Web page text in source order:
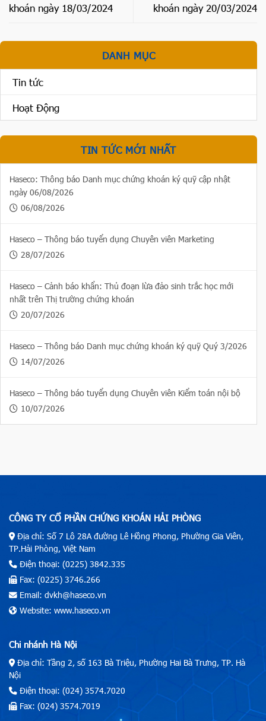
khoán ngày 18/03/2024
khoán ngày 20/03/2024
DANH MỤC
Tin tức
Hoạt Động
TIN TỨC MỚI NHẤT
Haseco: Thông báo Danh mục chứng khoán ký quỹ cập nhật
ngày 06/08/2026
06/08/2026
Haseco – Thông báo tuyển dụng Chuyên viên Marketing
28/07/2026
Haseco – Cảnh báo khẩn: Thủ đoạn lừa đảo sinh trắc học mới
nhất trên Thị trường chứng khoán
20/07/2026
Haseco – Thông báo Danh mục chứng khoán ký quỹ Quý 3/2026
14/07/2026
Haseco – Thông báo tuyển dụng Chuyên viên Kiểm toán nội bộ
10/07/2026
CÔNG TY CỔ PHẦN CHỨNG KHOÁN HẢI PHÒNG
Địa chỉ: Số 7 Lô 28A đường Lê Hồng Phong, Phường Gia Viên,
TP.Hải Phòng, Việt Nam
Điện thoại: (0225) 3842.335
Fax: (0225) 3746.266
Email: dvkh@haseco.vn
Website: www.haseco.vn
Chi nhánh Hà Nội
Địa chỉ: Tầng 2, số 163 Bà Triệu, Phường Hai Bà Trưng, TP. Hà
Nội
Điện thoại: (024) 3574.7020
Fax: (024) 3574.7019